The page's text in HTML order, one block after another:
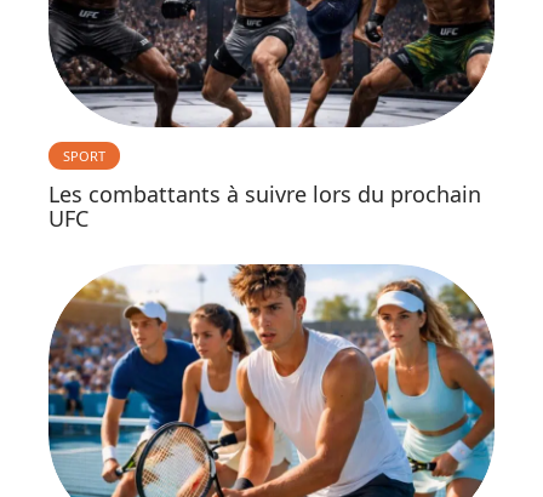
SPORT
Les combattants à suivre lors du prochain
UFC